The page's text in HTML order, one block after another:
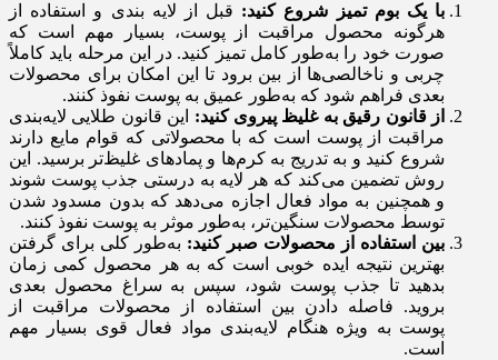
با یک بوم تمیز شروع کنید: قبل از لایه بندی و استفاده از
هرگونه محصول مراقبت از پوست، بسیار مهم است که
صورت خود را به‌طور کامل تمیز کنید. در این مرحله باید کاملاً
چربی و ناخالصی‌ها از بین برود تا این امکان برای محصولات
بعدی فراهم شود که به‌طور عمیق به پوست نفوذ کنند.
از قانون رقیق به غلیظ پیروی کنید: این قانون طلایی لایه‌بندی
مراقبت از پوست است که با محصولاتی که قوام مایع دارند
شروع کنید و به تدریج به کرم‌ها و پمادهای غلیظ‌تر برسید. این
روش تضمین می‌کند که هر لایه به درستی جذب پوست شوند
و همچنین به مواد فعال اجازه می‌دهد که بدون مسدود شدن
توسط محصولات سنگین‌تر، به‌طور موثر به پوست نفوذ کنند.
بین استفاده از محصولات صبر کنید: به‌طور کلی برای گرفتن
بهترین نتیجه ایده خوبی است که به هر محصول کمی زمان
بدهید تا جذب پوست شود، سپس به سراغ محصول بعدی
بروید. فاصله دادن بین استفاده از محصولات مراقبت از
پوست به ویژه هنگام لایه‌بندی مواد فعال قوی بسیار مهم
است.